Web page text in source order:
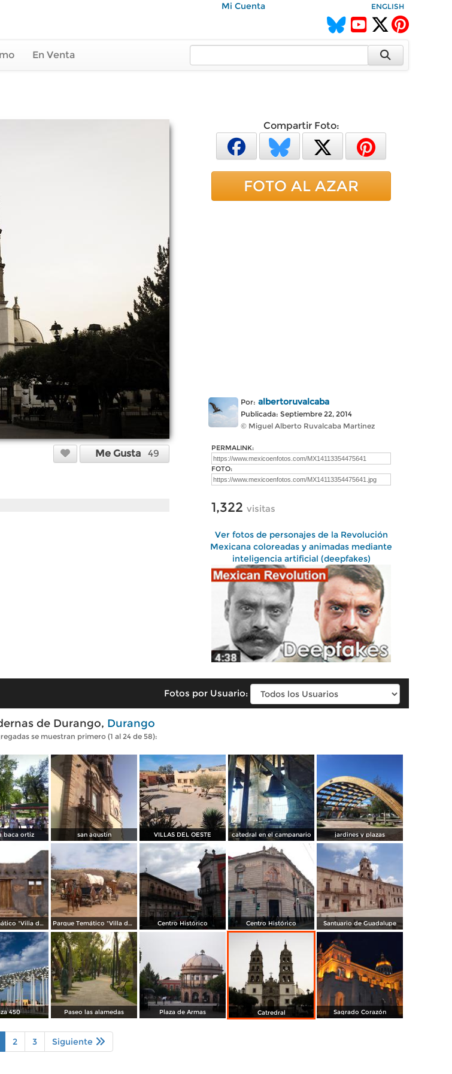
Mi Cuenta ENGLISH
En Venta
Me Gusta 49
Compartir Foto:
FOTO AL AZAR
Por: albertoruvalcaba
Publicada: Septiembre 22, 2014
© Miguel Alberto Ruvalcaba Martinez
PERMALINK:
FOTO:
1,322 visitas
Ver fotos de personajes de la Revolución
Mexicana coloreadas y animadas mediante
inteligencia artificial (deepfakes)
Fotos por Usuario:
de Durango, Durango
se muestran primero (1 al 24 de 58):
baca ortiz san agustin VILLAS DEL OESTE catedral en el campanario jardines y plazas
Parque Temático "Villa del Oeste" Parque Temático "Villa del Oeste" Centro Histórico Centro Histórico Santuario de Guadalupe
450 Paseo las alamedas Plaza de Armas Catredral Sagrado Corazón
2 3 Siguiente